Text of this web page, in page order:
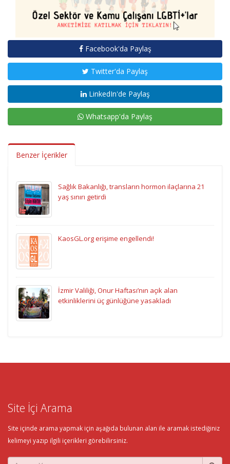
Facebook'da Paylaş
Twitter'da Paylaş
LinkedIn'de Paylaş
Whatsapp'da Paylaş
Benzer İçerikler
Sağlık Bakanlığı, transların hormon ilaçlarına 21
yaş sınırı getirdi
KaosGL.org erişime engellendi!
İzmir Valiliği, Onur Haftası’nın açık alan
etkinliklerini üç günlüğüne yasakladı
Site İçi Arama
Site içinde arama yapmak için aşağıda bulunan alan ile aramak istediğiniz
kelimeyi yazıp ilgili içerikleri görebilirsiniz.